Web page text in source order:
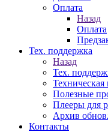
Оплата
Назад
Оплата
Тех. поддержка
Назад
Тех.
Техническая
Полезные
Плееры для
Архив
Контакты